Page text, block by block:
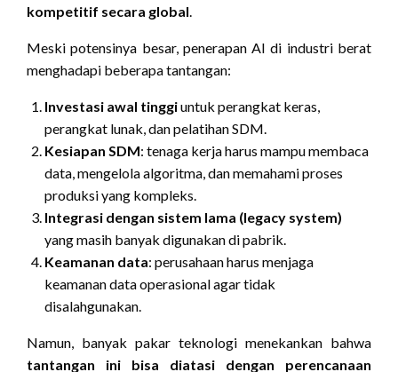
kompetitif secara global.
Meski potensinya besar, penerapan AI di industri berat
menghadapi beberapa tantangan:
Investasi awal tinggiuntuk perangkat keras,
perangkat lunak, dan pelatihan SDM.
Kesiapan SDM: tenaga kerja harus mampu membaca
data, mengelola algoritma, dan memahami proses
produksi yang kompleks.
Integrasi dengan sistem lama (legacy system)
yang masih banyak digunakan di pabrik.
Keamanan data: perusahaan harus menjaga
keamanan data operasional agar tidak
disalahgunakan.
Namun, banyak pakar teknologi menekankan bahwa
tantangan ini bisa diatasi dengan perencanaan